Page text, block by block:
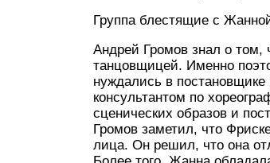
Группа блестящие с
Андрей Громов знал о том,
танцовщицей. Именно
нуждались в
консультантом по
сценических образов и
Громов заметил, что
лица. Он решил, что она